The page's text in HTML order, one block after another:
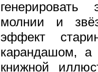
молнии и
эффект
карандашом, а
книжной